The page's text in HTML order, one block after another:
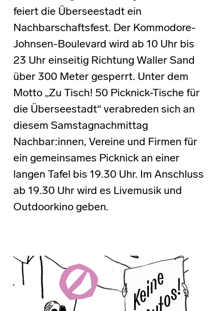
feiert die Überseestadt ein
Nachbarschaftsfest. Der Kommodore-
Johnsen-Boulevard wird ab 10 Uhr bis
23 Uhr einseitig Richtung Waller Sand
über 300 Meter gesperrt. Unter dem
Motto „Zu Tisch! 50 Picknick-Tische für
die Überseestadt“ verabreden sich an
diesem Samstagnachmittag
Nachbar:innen, Vereine und Firmen für
ein gemeinsames Picknick an einer
langen Tafel bis 19.30 Uhr. Im Anschluss
ab 19.30 Uhr wird es Livemusik und
Outdoorkino geben.